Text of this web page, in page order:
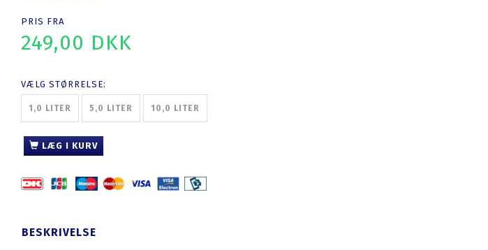
PRIS FRA
249,00 DKK
VÆLG STØRRELSE:
1,0 LITER 5,0 LITER 10,0 LITER
LÆG I KURV
BESKRIVELSE